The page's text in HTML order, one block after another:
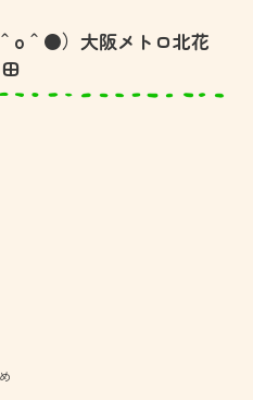
o＾●）大阪メトロ北花
田